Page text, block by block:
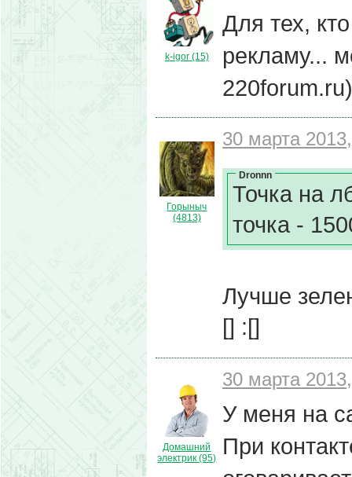
k-igor (15)
Для тех,
рекламу...
Горыныч
(4813)
30 марта
Dronnn
Точка на
точка -
Лучше
[] :[]
Домашний
электрик (95)
30 марта
У меня на
При